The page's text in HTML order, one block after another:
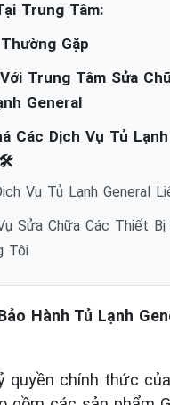
Trung Tâm:
Gặp
Trung Tâm Sửa
General
Các Dịch Vụ Tủ
🛠️
Vụ Tủ Lạnh General
Sửa Chữa Các Thiết Bị
Tôi
Hành Tủ Lạnh
chính thức của